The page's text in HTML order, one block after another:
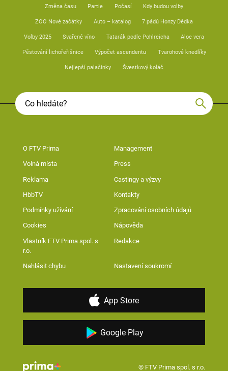
Změna času Partie Počasí Kdy budou volby
ZOO Nové začátky Auto – katalog 7 pádů Honzy Dědka
Volby 2025 Svařené víno Tatarák podle Pohlreicha Aloe vera
Pěstování lichořeřišnice Výpočet ascendentu Tvarohové knedlíky
Nejlepší palačinky Švestkový koláč
O FTV Prima Management
Volná místa Press
Reklama Castingy a výzvy
HbbTV Kontakty
Podmínky užívání Zpracování osobních údajů
Cookies Nápověda
Vlastník FTV Prima spol. s
r.o.
Redakce
Nahlásit chybu Nastavení soukromí
App Store
Google Play
© FTV Prima spol. s r.o.